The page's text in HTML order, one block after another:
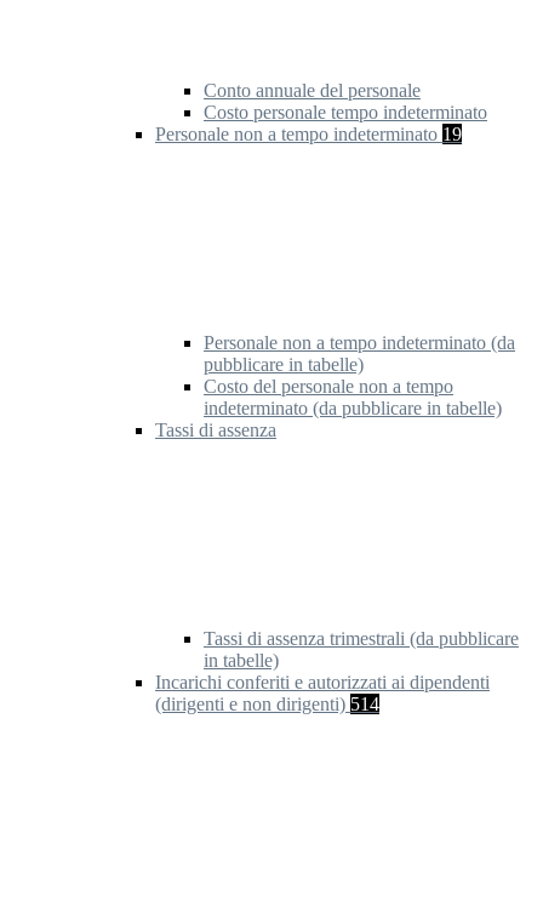
Conto annuale del personale
Costo personale tempo indeterminato
Personale non a tempo indeterminato 19
Personale non a tempo indeterminato (da
pubblicare in tabelle)
Costo del personale non a tempo
indeterminato (da pubblicare in tabelle)
Tassi di assenza
Tassi di assenza trimestrali (da pubblicare
in tabelle)
Incarichi conferiti e autorizzati ai dipendenti
(dirigenti e non dirigenti) 514